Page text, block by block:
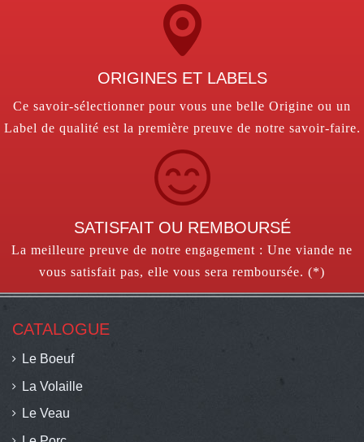
ORIGINES ET LABELS
Ce savoir-sélectionner pour vous une belle Origine ou un
Label de qualité est la première preuve de notre savoir-faire.
SATISFAIT OU REMBOURSÉ
La meilleure preuve de notre engagement : Une viande ne
vous satisfait pas, elle vous sera remboursée. (*)
CATALOGUE
Le Boeuf
La Volaille
Le Veau